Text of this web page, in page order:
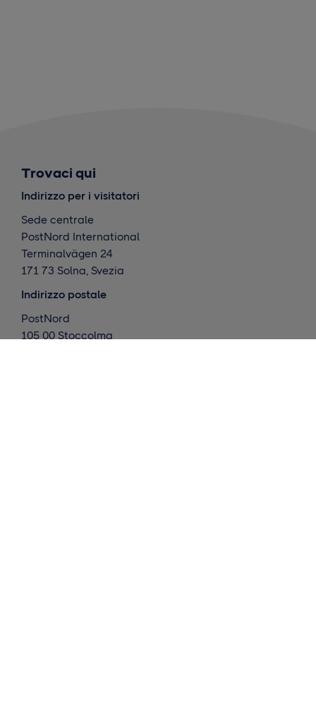
Trovaci qui
Indirizzo per i visitatori
Sede centrale
PostNord International
Terminalvägen 24
171 73 Solna, Svezia
Indirizzo postale
PostNord
105 00 Stoccolma